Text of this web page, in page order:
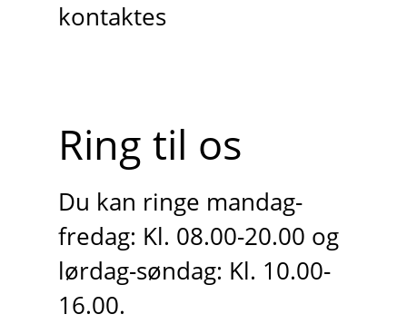
kontaktes
Ring til os
Du kan ringe mandag-
fredag: Kl. 08.00-20.00 og
lørdag-søndag: Kl. 10.00-
16.00.